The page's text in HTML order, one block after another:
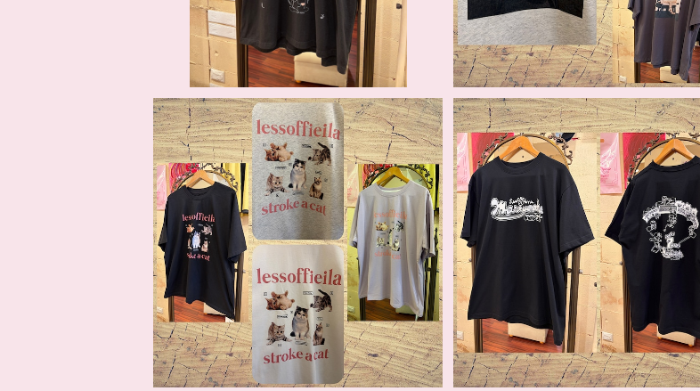
CATプリントTシャツ
¥5,346
7周年Tシャツ 三軒茶屋まり屋ーズ
¥4,400
SOLD OUT